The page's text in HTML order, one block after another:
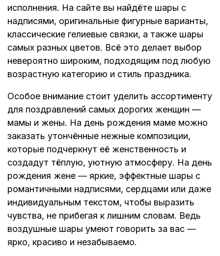
исполнения. На сайте вы найдёте шары с
надписями, оригинальные фигурные варианты,
классические гелиевые связки, а также шары
самых разных цветов. Всё это делает выбор
невероятно широким, подходящим под любую
возрастную категорию и стиль праздника.
Особое внимание стоит уделить ассортименту
для поздравлений самых дорогих женщин —
мамы и жены. На день рождения маме можно
заказать утончённые нежные композиции,
которые подчеркнут её женственность и
создадут тёплую, уютную атмосферу. На день
рождения жене — яркие, эффектные шары с
романтичными надписями, сердцами или даже
индивидуальным текстом, чтобы выразить
чувства, не прибегая к лишним словам. Ведь
воздушные шары умеют говорить за вас —
ярко, красиво и незабываемо.